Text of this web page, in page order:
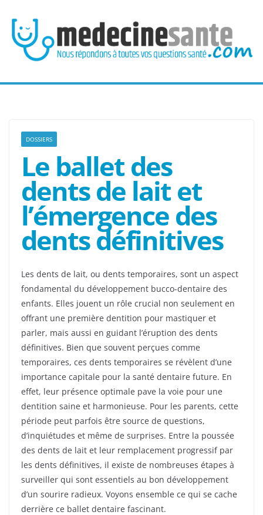
contenu
DOSSIERS
Le ballet des
dents de lait et
l’émergence des
dents définitives
Les dents de lait, ou dents temporaires, sont un aspect
fondamental du développement bucco-dentaire des
enfants. Elles jouent un rôle crucial non seulement en
offrant une première dentition pour mastiquer et
parler, mais aussi en guidant l’éruption des dents
définitives. Bien que souvent perçues comme
temporaires, ces dents temporaires se révèlent d’une
importance capitale pour la santé dentaire future. En
effet, leur présence optimale pave la voie pour une
dentition saine et harmonieuse. Pour les parents, cette
période peut parfois être source de questions,
d’inquiétudes et même de surprises. Entre la poussée
des dents de lait et leur remplacement progressif par
les dents définitives, il existe de nombreuses étapes à
surveiller qui sont essentiels au bon développement
d’un sourire radieux. Voyons ensemble ce qui se cache
derrière ce ballet dentaire fascinant.